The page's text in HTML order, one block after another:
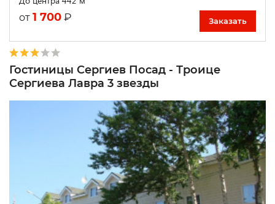
от 1 700 ₽ Заказать
Гостиницы Сергиев Посад - Троице
Сергиева Лавра 3 звезды